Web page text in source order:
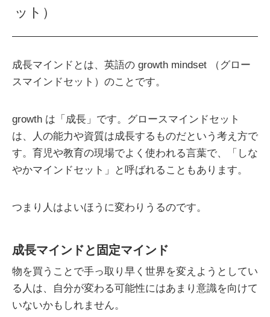
ット）
成長マインドとは、英語の growth mindset （グロー
スマインドセット）のことです。
growth は「成長」です。グロースマインドセット
は、人の能力や資質は成長するものだという考え方で
す。育児や教育の現場でよく使われる言葉で、「しな
やかマインドセット」と呼ばれることもあります。
つまり人はよいほうに変わりうるのです。
成長マインドと固定マインド
物を買うことで手っ取り早く世界を変えようとしてい
る人は、自分が変わる可能性にはあまり意識を向けて
いないかもしれません。